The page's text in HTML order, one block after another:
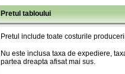
Pretul tabloului
Pretul include toate costurile
Nu este inclusa taxa de expediere,
partea dreapta afisat mai sus.